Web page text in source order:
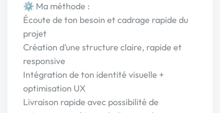
⚙️ Ma méthode :
Écoute de ton besoin et cadrage rapide du
projet
Création d’une structure claire, rapide et
responsive
Intégration de ton identité visuelle +
optimisation UX
Livraison rapide avec possibilité de